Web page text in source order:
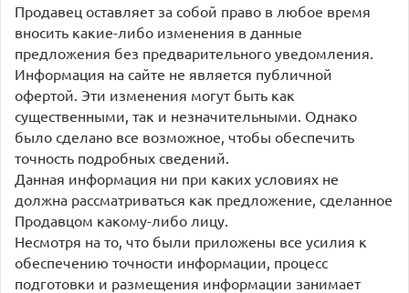
Продавец оставляет за собой право в любое время
вносить какие-либо изменения в данные
предложения без предварительного уведомления.
Информация на сайте не является публичной
офертой. Эти изменения могут быть как
существенными, так и незначительными. Однако
было сделано все возможное, чтобы обеспечить
точность подробных сведений.
Данная информация ни при каких условиях не
должна рассматриваться как предложение, сделанное
Продавцом какому-либо лицу.
Несмотря на то, что были приложены все усилия к
обеспечению точности информации, процесс
подготовки и размещения информации занимает